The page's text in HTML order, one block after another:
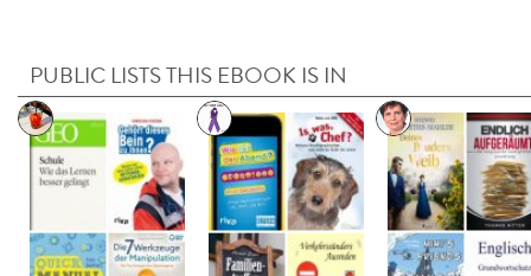
PUBLIC LISTS THIS EBOOK IS IN